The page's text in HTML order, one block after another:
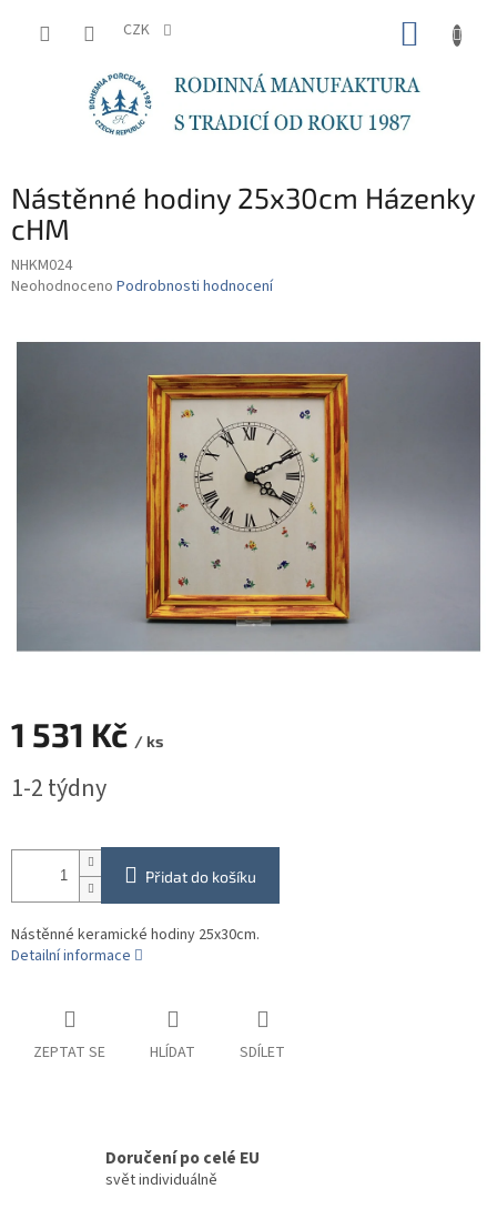
CZK
Nástěnné hodiny 25x30cm Házenky
cHM
NHKM024
Průměrné
je
Neohodnoceno Podrobnosti hodnocení
1 531 Kč / ks
cena:
1-2 týdny
Přidat do košíku
Nástěnné keramické hodiny 25x30cm.
Detailní informace
ZEPTAT SE HLÍDAT SDÍLET
Doručení po celé EU
svět individuálně